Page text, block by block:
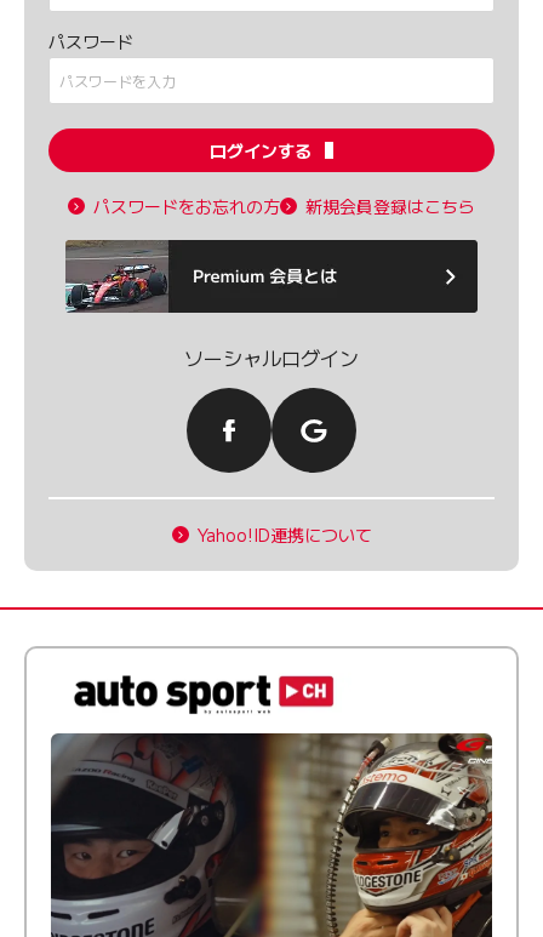
パスワード
ログインする
パスワードをお忘れの方 新規会員登録はこちら
ソーシャルログイン
Yahoo!ID連携について